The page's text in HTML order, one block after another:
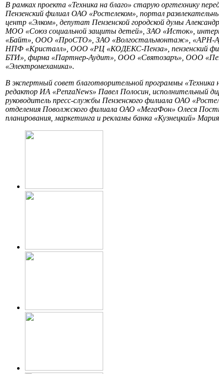
В рамках проекта «Техника на благо» старую оргтехнику
Пензенский филиал ОАО «Ростелеком», портал
центр «Элком», депутат Пензенской городской думы
МОО «Союз социальной защиты детей», ЗАО «Исток»,
«Байт», ООО «ПроСТО», ЗАО «Волгостальмонтаж»,
НПФ «Кристалл», ООО «РЦ «КОДЕКС-Пенза», пензенский
БТИ», фирма «Партнер-Аудит», ООО «Святозаръ», ООО
«Электромеханика».
В экспертный совет благотворительной программы «Техника
редактор ИА «PenzaNews» Павел Полосин, исполнительный
руководитель пресс-службы Пензенского филиала ОАО
отделения Поволжского филиала ОАО «МегаФон» Олеся
планирования, маркетинга и рекламы банка «Кузнецкий»